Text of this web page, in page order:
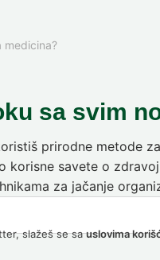
medicina?
sa svim
prirodne metode
korisne savete o
za jačanje
slažeš se sauslovima